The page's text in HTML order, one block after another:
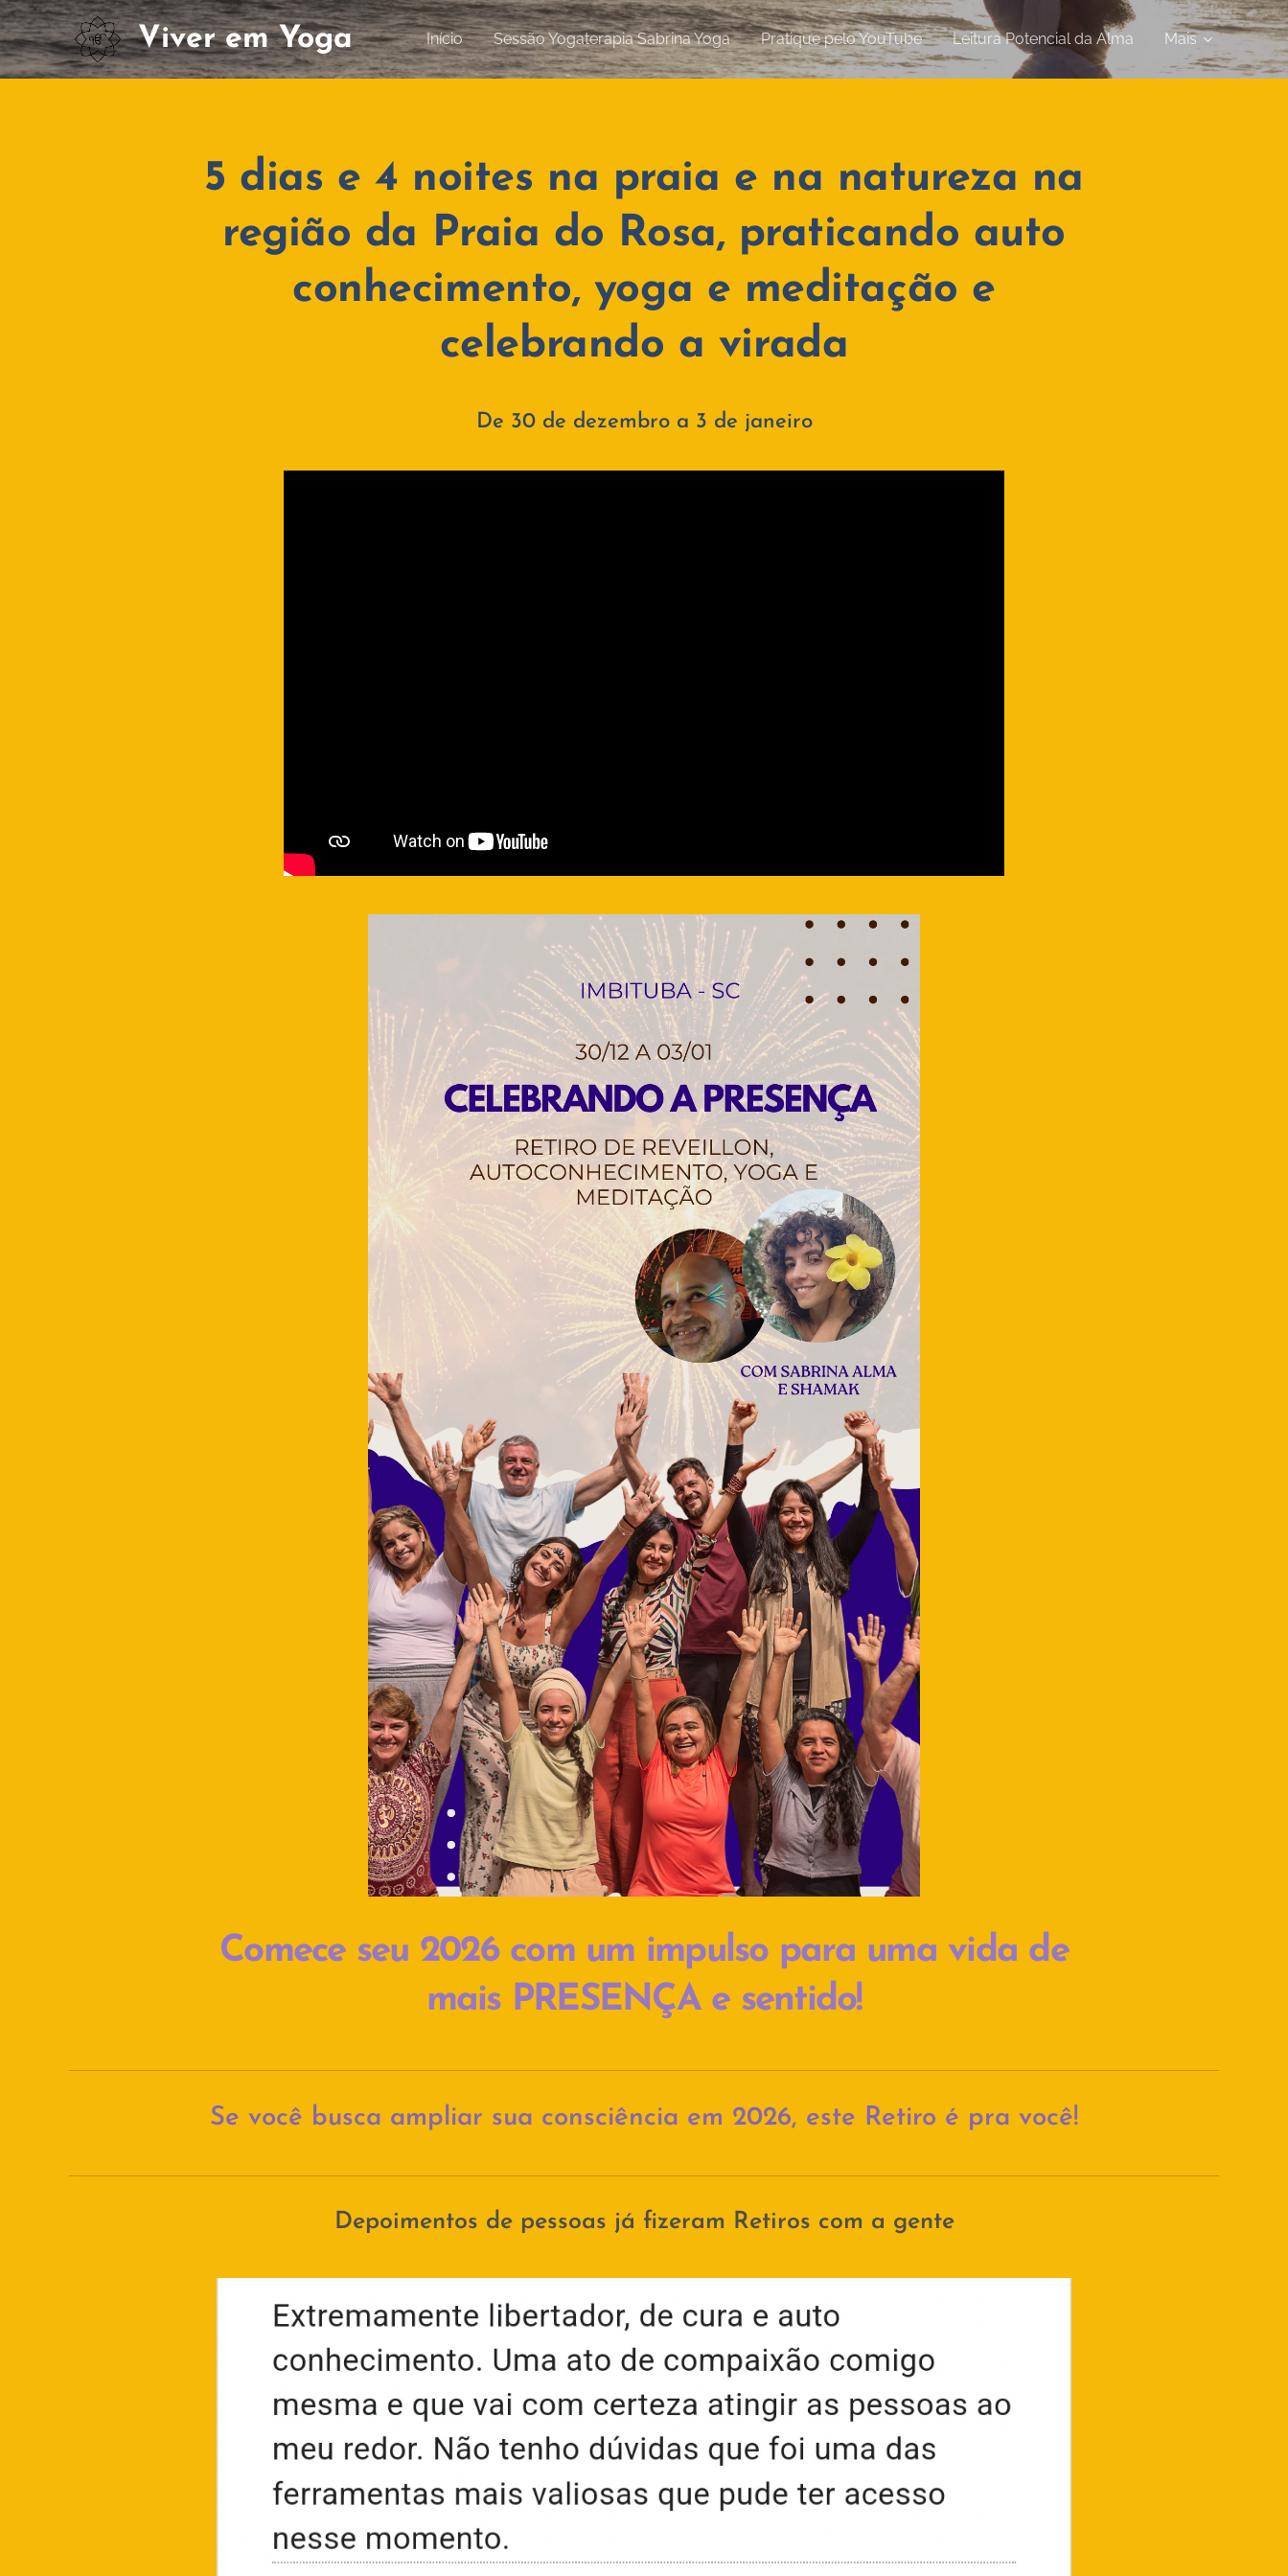
Viver em Yoga Início Sessão Yogaterapia Sabrina Yoga Pratique pelo YouTube Leitura Potencial da Alma Mais
5 dias e 4 noites na praia e na natureza na
região da Praia do Rosa, praticando auto
conhecimento, yoga e meditação e
celebrando a virada
De 30 de dezembro a 3 de janeiro
Comece seu 2026 com um impulso para uma vida de
mais PRESENÇA e sentido!
Se você busca ampliar sua consciência em 2026, este Retiro é pra você!
Depoimentos de pessoas já fizeram Retiros com a gente